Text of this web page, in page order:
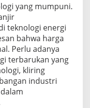
yang mumpuni.
teknologi energi
bahwa harga
Perlu adanya
terbarukan yang
kliring
industri